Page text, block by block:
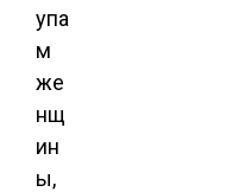
упа
м
же
нщ
ин
ы,